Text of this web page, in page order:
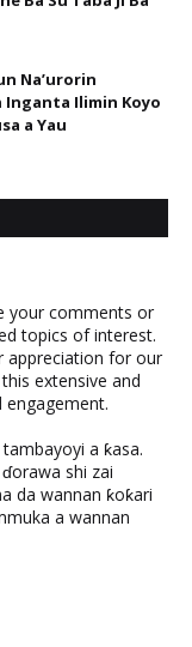
Na’urorin
Inganta Ilimin Koyo
a Yau
your comments or
topics of interest.
appreciation for our
extensive and
engagement.
a ƙasa.
shi zai
da wannan ƙoƙari
a wannan